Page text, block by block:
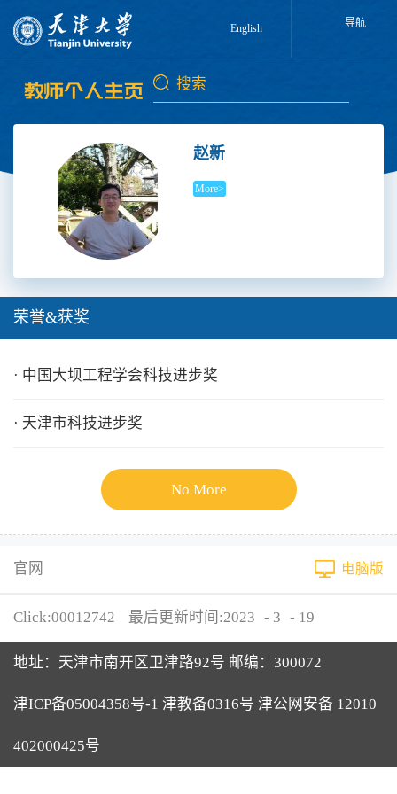
English 导航
赵新
More>
荣誉&获奖
· 中国大坝工程学会科技进步奖
· 天津市科技进步奖
No More
官网 电脑版
Click:00012742 最后更新时间:2023 - 3 - 19
地址：天津市南开区卫津路92号 邮编：300072
津ICP备05004358号-1 津教备0316号 津公网安备 12010
402000425号